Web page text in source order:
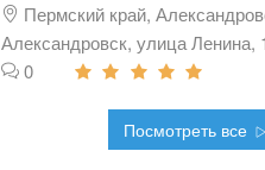
Пермский край,
Александровск, улица Ленина,
0
Посмотреть все